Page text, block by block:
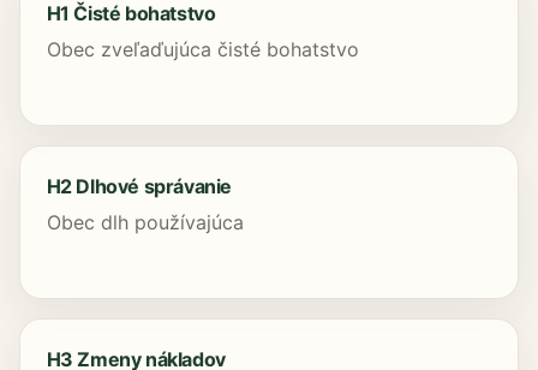
H1 Čisté bohatstvo
Obec zveľaďujúca čisté bohatstvo
H2 Dlhové správanie
Obec dlh používajúca
H3 Zmeny nákladov